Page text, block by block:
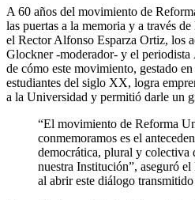
A 60 años del movimiento de
las puertas a la memoria y a través
el Rector Alfonso Esparza Ortiz, los
Glockner -moderador- y el
de cómo este movimiento, gestado
estudiantes del siglo XX, logra
a la Universidad y permitió darle un
“El movimiento de Reforma
conmemoramos es el
democrática, plural y colectiva
nuestra Institución”, aseguró
al abrir este diálogo